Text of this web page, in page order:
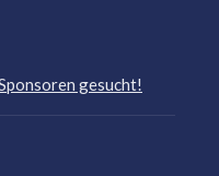
gesucht!